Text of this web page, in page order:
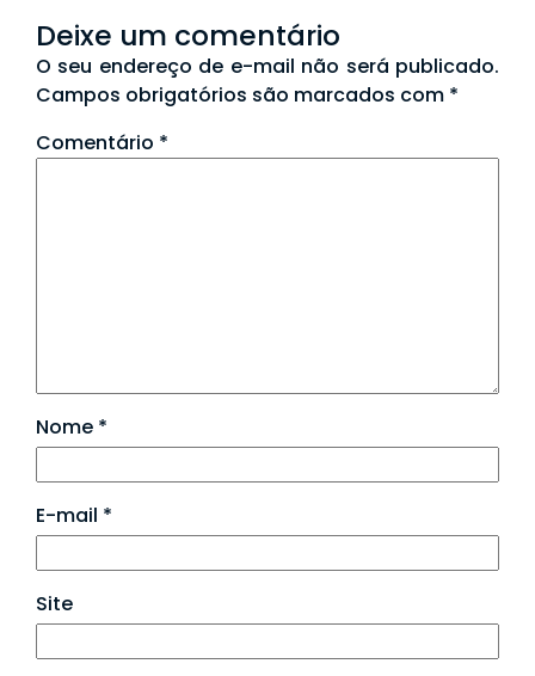
Deixe um comentário
O seu endereço de e-mail não será publicado.
Campos obrigatórios são marcados com *
Comentário *
Nome *
E-mail *
Site